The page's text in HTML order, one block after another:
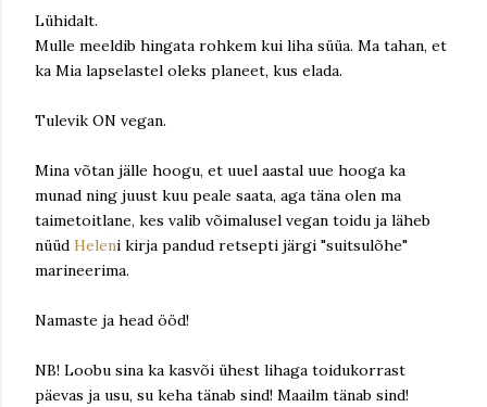
Lühidalt.
Mulle meeldib hingata rohkem kui liha süüa. Ma tahan, et
ka Mia lapselastel oleks planeet, kus elada.
Tulevik ON vegan.
Mina võtan jälle hoogu, et uuel aastal uue hooga ka
munad ning juust kuu peale saata, aga täna olen ma
taimetoitlane, kes valib võimalusel vegan toidu ja läheb
nüüd Heleni kirja pandud retsepti järgi "suitsulõhe"
marineerima.
Namaste ja head ööd!
NB! Loobu sina ka kasvõi ühest lihaga toidukorrast
päevas ja usu, su keha tänab sind! Maailm tänab sind!